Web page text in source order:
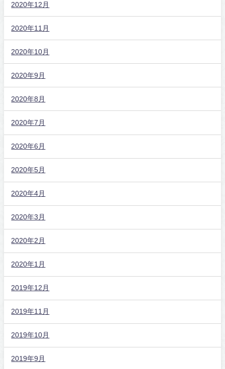
2020年12月
2020年11月
2020年10月
2020年9月
2020年8月
2020年7月
2020年6月
2020年5月
2020年4月
2020年3月
2020年2月
2020年1月
2019年12月
2019年11月
2019年10月
2019年9月